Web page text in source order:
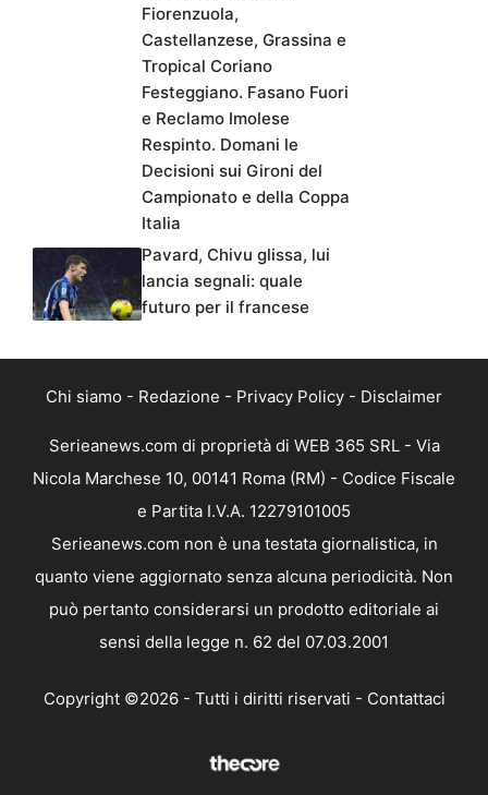
Fiorenzuola,
Castellanzese, Grassina e
Tropical Coriano
Festeggiano. Fasano Fuori
e Reclamo Imolese
Respinto. Domani le
Decisioni sui Gironi del
Campionato e della Coppa
Italia
Pavard, Chivu glissa, lui
lancia segnali: quale
futuro per il francese
Chi siamo - Redazione - Privacy Policy - Disclaimer
Serieanews.com di proprietà di WEB 365 SRL - Via
Nicola Marchese 10, 00141 Roma (RM) - Codice Fiscale
e Partita I.V.A. 12279101005
Serieanews.com non è una testata giornalistica, in
quanto viene aggiornato senza alcuna periodicità. Non
può pertanto considerarsi un prodotto editoriale ai
sensi della legge n. 62 del 07.03.2001
Copyright ©2026 - Tutti i diritti riservati - Contattaci